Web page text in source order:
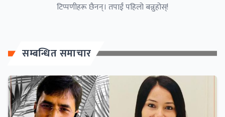
टिप्पणीहरू छैनन्। तपाईं पहिलो बन्नुहोस्!
सम्बन्धित समाचार